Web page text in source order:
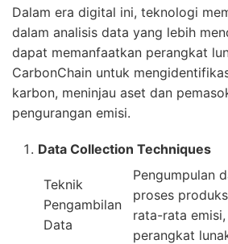
Dalam era digital ini, teknologi
dalam analisis data yang lebih
dapat memanfaatkan perangkat
CarbonChain untuk
karbon, meninjau aset dan
pengurangan emisi.
Data Collection Techniques
Teknik
Pengambilan
Data
Pengumpulan
proses
rata-rata
perangkat